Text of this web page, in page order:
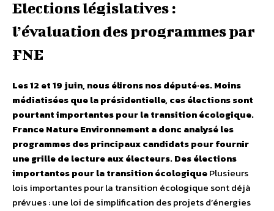
Elections législatives :
l’évaluation des programmes par
FNE
Les 12 et 19 juin, nous élirons nos député·es. Moins
médiatisées que la présidentielle, ces élections sont
pourtant importantes pour la transition écologique.
France Nature Environnement a donc analysé les
programmes des principaux candidats pour fournir
une grille de lecture aux électeurs.Des élections
importantes pour la transition écologiquePlusieurs
lois importantes pour la transition écologique sont déjà
prévues : une loi de simplification des projets d’énergies